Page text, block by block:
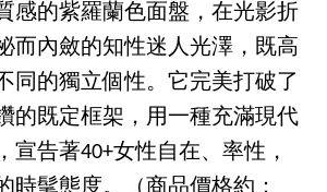
感的紫羅蘭色面盤，在光影折
而內斂的知性迷人光澤，既高
同的獨立個性。它完美打破了
的既定框架，用一種充滿現代
宣告著40+女性自在、率性，
時髦態度。（商品價格約：